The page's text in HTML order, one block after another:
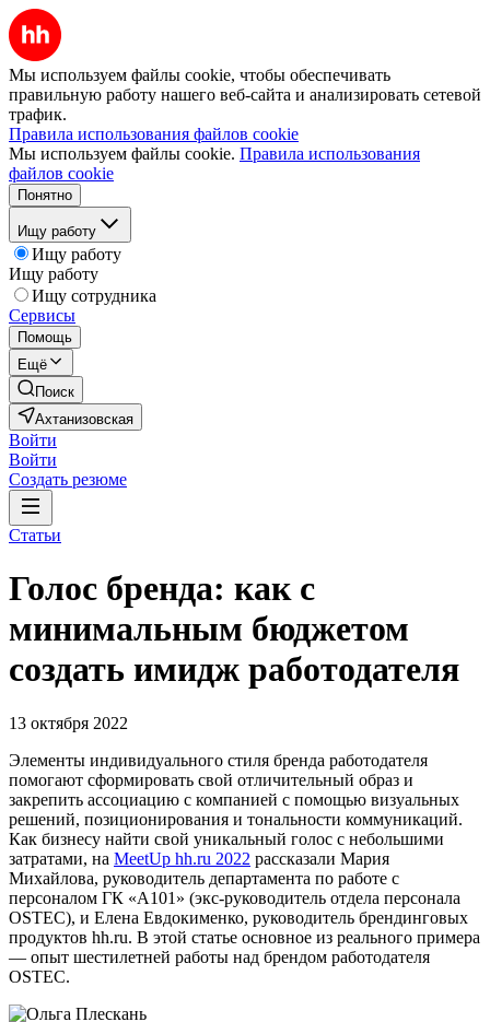
Мы используем файлы cookie, чтобы обеспечивать
правильную работу нашего веб-сайта и анализировать сетевой
трафик.
Правила использования файлов cookie
Мы используем файлы cookie. Правила использования
файлов cookie
Понятно
Ищу работу
Ищу работу
Ищу работу
Ищу сотрудника
Сервисы
Помощь
Ещё
Поиск
Ахтанизовская
Войти
Войти
Создать резюме
Статьи
Голос бренда: как с
минимальным бюджетом
создать имидж работодателя
13 октября 2022
Элементы индивидуального стиля бренда работодателя
помогают сформировать свой отличительный образ и
закрепить ассоциацию с компанией с помощью визуальных
решений, позиционирования и тональности коммуникаций.
Как бизнесу найти свой уникальный голос с небольшими
затратами, на MeetUp hh.ru 2022 рассказали Мария
Михайлова, руководитель департамента по работе с
персоналом ГК «А101» (экс-руководитель отдела персонала
OSTEC), и Елена Евдокименко, руководитель брендинговых
продуктов hh.ru. В этой статье основное из реального примера
— опыт шестилетней работы над брендом работодателя
OSTEC.